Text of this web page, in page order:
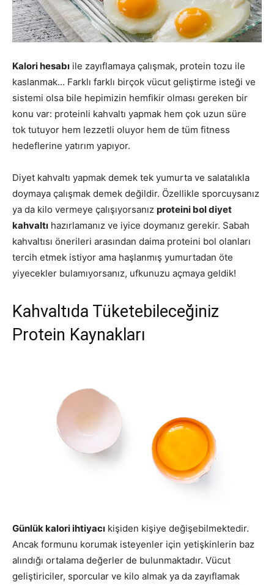
Kalori hesabı ile zayıflamaya çalışmak, protein tozu ile
kaslanmak… Farklı farklı birçok vücut geliştirme isteği ve
sistemi olsa bile hepimizin hemfikir olması gereken bir
konu var: proteinli kahvaltı yapmak hem çok uzun süre
tok tutuyor hem lezzetli oluyor hem de tüm fitness
hedeflerine yatırım yapıyor.
Diyet kahvaltı yapmak demek tek yumurta ve salatalıkla
doymaya çalışmak demek değildir. Özellikle sporcuysanız
ya da kilo vermeye çalışıyorsanız proteini bol diyet
kahvaltı hazırlamanız ve iyice doymanız gerekir. Sabah
kahvaltısı önerileri arasından daima proteini bol olanları
tercih etmek istiyor ama haşlanmış yumurtadan öte
yiyecekler bulamıyorsanız, ufkunuzu açmaya geldik!
Kahvaltıda Tüketebileceğiniz
Protein Kaynakları
Günlük kalori ihtiyacı kişiden kişiye değişebilmektedir.
Ancak formunu korumak isteyenler için yetişkinlerin baz
alındığı ortalama değerler de bulunmaktadır. Vücut
geliştiriciler, sporcular ve kilo almak ya da zayıflamak